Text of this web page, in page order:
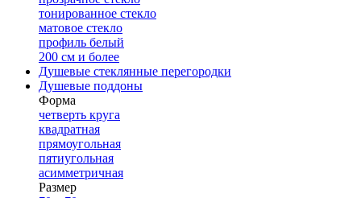
тонированное стекло
матовое стекло
профиль белый
200 см и более
Душевые стеклянные перегородки
Душевые поддоны
Форма
четверть круга
квадратная
прямоугольная
пятиугольная
асимметричная
Размер